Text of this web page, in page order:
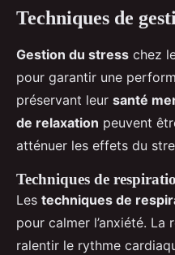
Techniques de
Gestion du stress chez
pour garantir une
préservant leur santé
de relaxation peuvent
atténuer les effets du
Techniques de
Les techniques de
pour calmer l’anxiété.
ralentir le rythme